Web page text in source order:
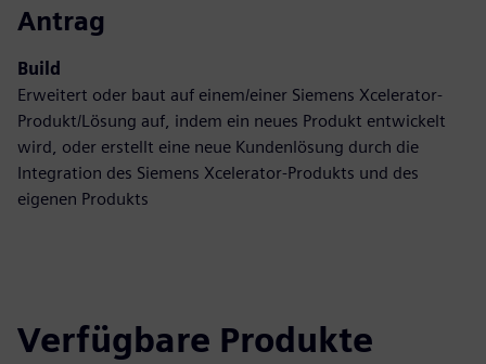
Antrag
Build
Erweitert oder baut auf einem/einer Siemens Xcelerator-
Produkt/Lösung auf, indem ein neues Produkt entwickelt
wird, oder erstellt eine neue Kundenlösung durch die
Integration des Siemens Xcelerator-Produkts und des
eigenen Produkts
Verfügbare Produkte